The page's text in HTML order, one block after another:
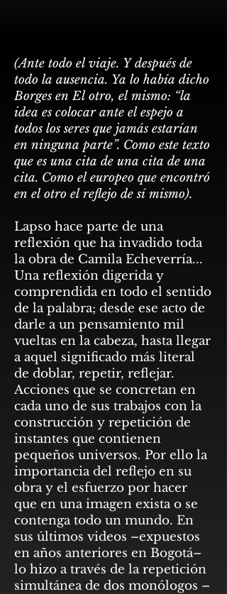
(Ante todo el viaje. Y después de
todo la ausencia. Ya lo había dicho
Borges en El otro, el mismo: “la
idea es colocar ante el espejo a
todos los seres que jamás estarían
en ninguna parte”. Como este texto
que es una cita de una cita de una
cita. Como el europeo que encontró
en el otro el reflejo de sí mismo).
Lapso hace parte de una
reflexión que ha invadido toda
la obra de Camila Echeverría...
Una reflexión digerida y
comprendida en todo el sentido
de la palabra; desde ese acto de
darle a un pensamiento mil
vueltas en la cabeza, hasta llegar
a aquel significado más literal
de doblar, repetir, reflejar.
Acciones que se concretan en
cada uno de sus trabajos con la
construcción y repetición de
instantes que contienen
pequeños universos. Por ello la
importancia del reflejo en su
obra y el esfuerzo por hacer
que en una imagen exista o se
contenga todo un mundo. En
sus últimos videos –expuestos
en años anteriores en Bogotá–
lo hizo a través de la repetición
simultánea de dos monólogos –